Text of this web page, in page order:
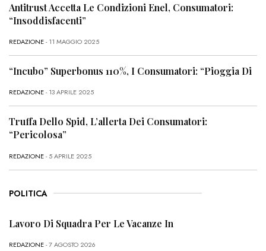
Antitrust Accetta Le Condizioni Enel, Consumatori:
“Insoddisfacenti”
REDAZIONE- 11 MAGGIO 2025
“Incubo” Superbonus 110%, I Consumatori: “Pioggia Di
REDAZIONE- 13 APRILE 2025
Truffa Dello Spid, L’allerta Dei Consumatori:
“Pericolosa”
REDAZIONE- 5 APRILE 2025
POLITICA
Lavoro Di Squadra Per Le Vacanze In
REDAZIONE- 7 AGOSTO 2026